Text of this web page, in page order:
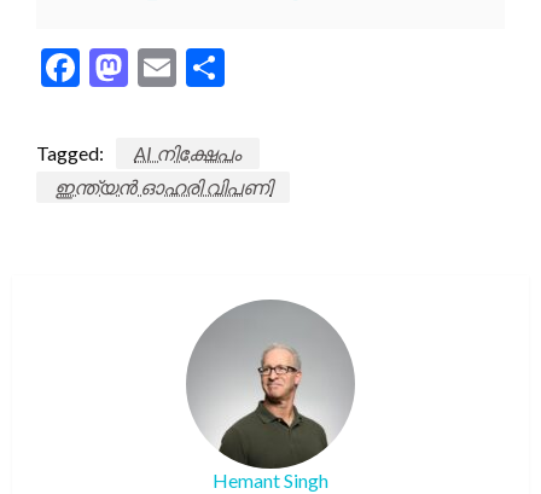
Facebook
Mastodon
Email
Tagged:
AI നിക്ഷേപം
ഇന്ത്യൻ ഓഹരി വിപണി
Hemant Singh